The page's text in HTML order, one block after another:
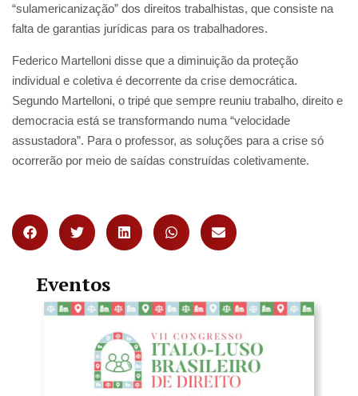
“sulamericanização” dos direitos trabalhistas, que consiste na
falta de garantias jurídicas para os trabalhadores.
Federico Martelloni disse que a diminuição da proteção
individual e coletiva é decorrente da crise democrática.
Segundo Martelloni, o tripé que sempre reuniu trabalho, direito e
democracia está se transformando numa “velocidade
assustadora”. Para o professor, as soluções para a crise só
ocorrerão por meio de saídas construídas coletivamente.
Eventos